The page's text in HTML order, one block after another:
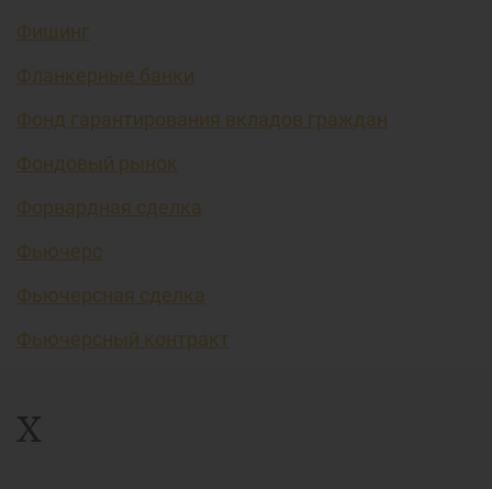
Фишинг
Фланкерные банки
Фонд гарантирования вкладов граждан
Фондовый рынок
Форвардная сделка
Фьючерс
Фьючерсная сделка
Фьючерсный контракт
Х